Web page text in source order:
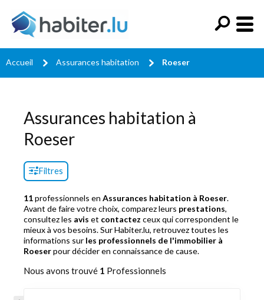
Accueil Assurances habitation Roeser
Assurances habitation à
Roeser
Filtres
11professionnels en Assurances habitation à Roeser.
Avant de faire votre choix, comparez leurs prestations,
consultez les avis et contactez ceux qui correspondent le
mieux à vos besoins. Sur Habiter.lu, retrouvez toutes les
informations sur les professionnels de l'immobilier à
Roeserpour décider en connaissance de cause.
Nous avons trouvé 1 Professionnels